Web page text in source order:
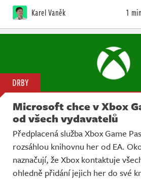
Karel Vaněk 1
DRBY
Microsoft chce v Xbox
od všech vydavatelů
Předplacená služba Xbox Game
rozsáhlou knihovnu her od EA.
naznačují, že Xbox kontaktuje
ohledně přidání jejich her do své